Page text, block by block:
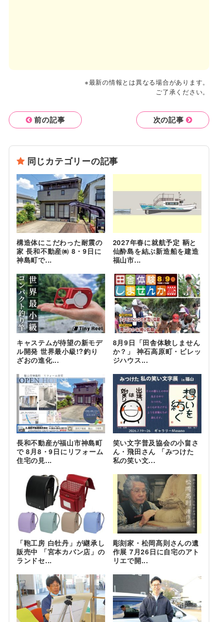
※最新の情報とは異なる場合があります。
ご了承ください。
前の記事 次の記事
同じカテゴリーの記事
構造体にこだわった耐震の
家 長和不動産㈱ 8・9日に
神島町で...
2027年春に就航予定 鞆と
仙酔島を結ぶ新造船を建造
福山市...
キャステムが待望の新モデ
ル開発 世界最小級!?釣り
ざおの進化...
8月9日「田舎体験しません
か？」 神石高原町・ビレッ
ジハウス...
長和不動産が福山市神島町
で 8月8・9日にリフォーム
住宅の見...
笑い文字普及協会の小畠さ
ん・飛田さん 「みつけた
私の笑い文...
「鞄工房 白牡丹」が継承し
販売中 「宮本カバン店」の
ランドセ...
彫刻家・松岡髙則さんの遺
作展 7月26日に自宅のアト
リエで開...